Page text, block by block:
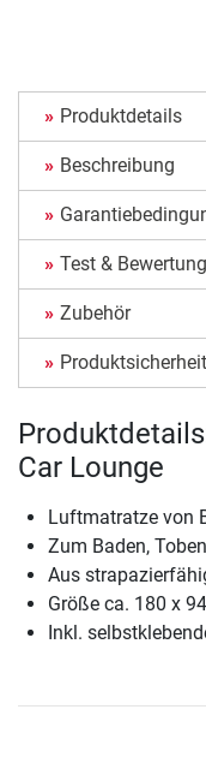
Produktdetails
Beschreibung
Test &
Zubehör
Produktsicherheit
Car Lounge
Luftmatratze von
Zum Baden,
Aus
Größe ca. 180 x
Inkl.